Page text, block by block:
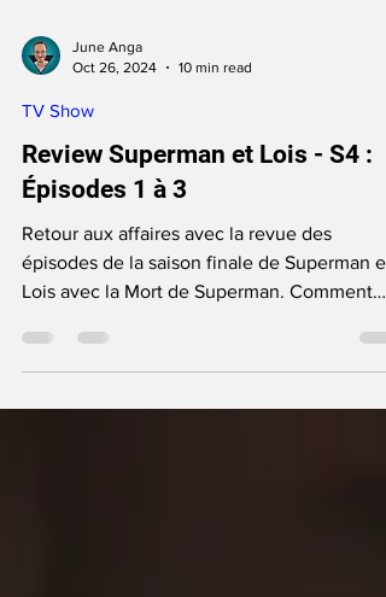
June Anga
Review Superman et Lois - S4 :
Retour aux affaires avec la revue des
épisodes de la saison finale de Superman et
cela démarre-t-il ?